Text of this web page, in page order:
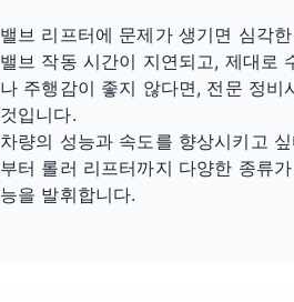
밸브 리프터에 문제가 생기면 심각
밸브 작동 시간이 지연되고, 제대로
나 주행감이 좋지 않다면, 전문 정
것입니다.
차량의 성능과 속도를 향상시키고
부터 롤러 리프터까지 다양한 종류
능을 발휘합니다.